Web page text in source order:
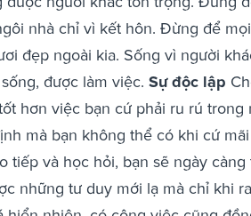
nhà chỉ vì kết hôn. Đừng để
đẹp ngoài kia. Sống vì người
được làm việc. Sự độc lập
hơn việc bạn cứ phải ru rú trong
mà bạn không thể có khi cứ
tiếp và học hỏi, bạn sẽ ngày
những tư duy mới lạ mà chỉ khi